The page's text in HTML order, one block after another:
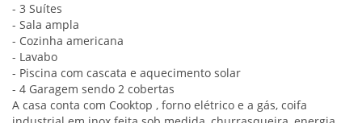
- 3 Suítes
- Sala ampla
- Cozinha americana
- Lavabo
- Piscina com cascata e aquecimento solar
- 4 Garagem sendo 2 cobertas
A casa conta com Cooktop , forno elétrico e a gás, coifa